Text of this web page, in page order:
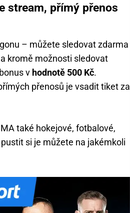
stream, přímý přenos
– můžete sledovat zdarma
kromě možnosti sledovat
v hodnotě 500 Kč.
přenosů je vsadit tiket za
také hokejové, fotbalové,
pustit si je můžete na jakémkoli